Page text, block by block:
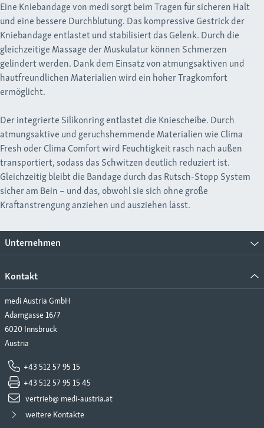
Eine Kniebandage von medi sorgt beim Tragen für sicheren Halt
und eine bessere Durchblutung. Das kompressive Gestrick der
Kniebandage entlastet und stabilisiert das Gelenk. Durch die
gleichzeitige Massage der Muskulatur können Schmerzen
gelindert werden. Dank dem Einsatz von atmungsaktiven und
hautfreundlichen Materialien wird ein hoher Tragkomfort
ermöglicht.
Der integrierte Silikonring entlastet die Kniescheibe. Durch
atmungsaktive und geruchshemmende Materialien wie Clima
Fresh oder Clima Comfort wird Feuchtigkeit rasch nach außen
transportiert, sodass das Schwitzen deutlich reduziert ist.
Gleichzeitig bleibt die Bandage durch das Rutsch-Stopp System
sicher am Bein – und das, obwohl sie sich ohne große
Kraftanstrengung anziehen und ausziehen lässt.
Unternehmen
Kontakt
medi Austria GmbH
Adamgasse 16/7
6020 Innsbruck
Austria
+43 512 57 95 15
+43 512 57 95 15 45
vertrieb@ medi-austria.at
weitere Kontakte